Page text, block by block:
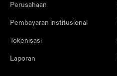
Perusahaan
Pembayaran institusional
Tokenisasi
Laporan